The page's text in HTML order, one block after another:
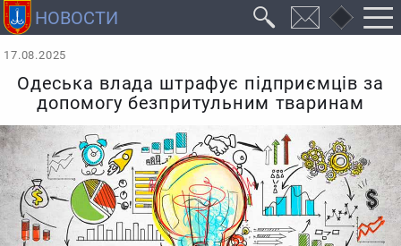
17.08.2025
Одеська влада штрафує підприємців за
допомогу безпритульним тваринам